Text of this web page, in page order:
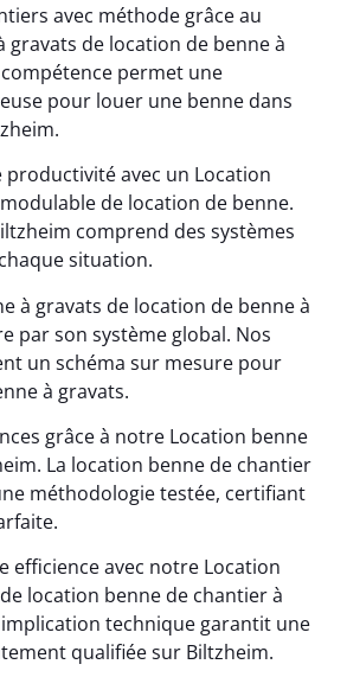
avec méthode grâce au
gravats de location de benne à
permet une
pour louer une benne dans
productivité avec un Location
de location de benne.
comprend des systèmes
situation.
à gravats de location de benne à
par son système global. Nos
un schéma sur mesure pour
à gravats.
grâce à notre Location benne
La location benne de chantier
méthodologie testée, certifiant
efficience avec notre Location
location benne de chantier à
technique garantit une
qualifiée sur Biltzheim.